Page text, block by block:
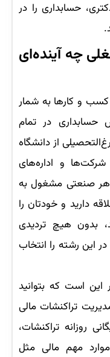
حسابداری را در
چه آینده‌ای
و کارها به شمار
در تمام
از دانشگاه
شرکت‌ها و اداره‌های
هر صنعتی مشغول به
دارید و خودتان را
بدون هیچ تردیدی
این رشته را انتخاب
است که بتوانید
تراکنشات مالی
روزانه تراکنشات،
مهم مالی مثل